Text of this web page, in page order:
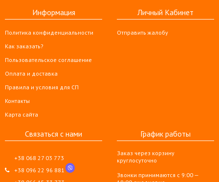
Информация
Политика конфиденциальности
Как заказать?
Пользовательское соглашение
Оплата и доставка
Правила и условия для СП
Контакты
Карта сайта
Личный Кабинет
Отправить жалобу
Связаться с нами
+38 068 27 03 773
+38 096 22 96 881
График работы
Заказ через корзину
круглосуточно
Звонки принимаются с 9:00 —